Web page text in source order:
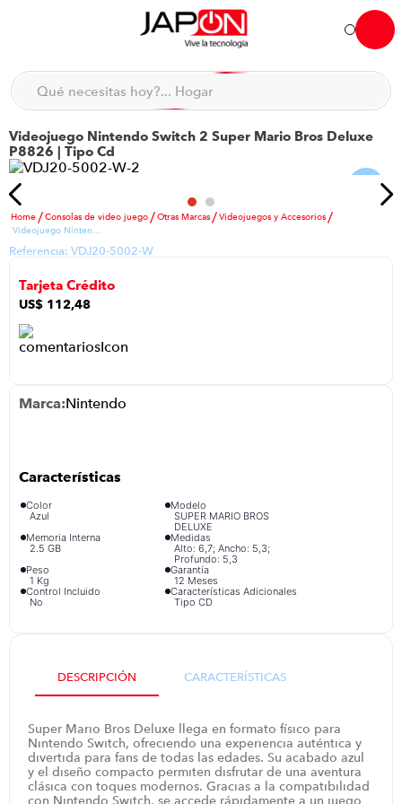
Hola... qué necesitas hoy?
Qué necesitas hoy?... Hogar
Videojuego Nintendo Switch 2 Super Mario Bros Deluxe
P8826 | Tipo Cd
Consolas de video juego Otras Marcas
Videojuegos y Accesorios
Referencia: VDJ20-5002-W
Tarjeta Crédito
US$ 112,48
Nintendo
Color
Azul
Modelo
SUPER MARIO BROS
DELUXE
Memoria Interna
2.5 GB
Medidas
Alto: 6,7; Ancho: 5,3;
Profundo: 5,3
Peso
1 Kg
Garantía
12 Meses
Control Incluido
No
Características Adicionales
Tipo CD
DESCRIPCIÓN CARACTERÍSTICAS
Super Mario Bros Deluxe llega en formato físico para
Nintendo Switch, ofreciendo una experiencia auténtica y
divertida para fans de todas las edades. Su acabado azul
y el diseño compacto permiten disfrutar de una aventura
clásica con toques modernos. Gracias a la compatibilidad
con Nintendo Switch, se accede rápidamente a un juego
TÉRMINOS MÁS BUSCADOS
1. moto
3. lavadora
scooter
5. england sound parlantes
7. celular